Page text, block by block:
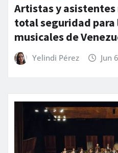
Artistas y
total seguridad para
musicales de
Yelindi Pérez Jun